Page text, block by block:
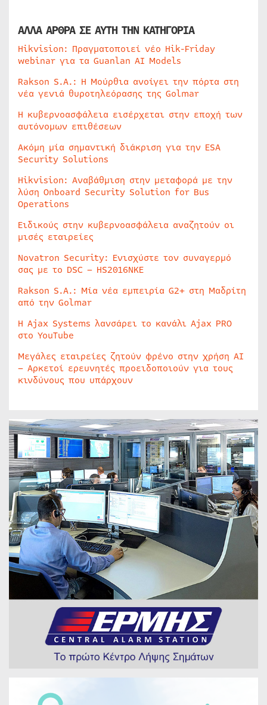
ΑΛΛΑ ΑΡΘΡΑ ΣΕ ΑΥΤΗ ΤΗΝ ΚΑΤΗΓΟΡΙΑ
Hikvision: Πραγματοποιεί νέο Hik-Friday
webinar για τα Guanlan AI Models
Rakson S.A.: Η Μούρθια ανοίγει την πόρτα στη
νέα γενιά θυροτηλεόρασης της Golmar
Η κυβερνοασφάλεια εισέρχεται στην εποχή των
αυτόνομων επιθέσεων
Ακόμη μία σημαντική διάκριση για την ESA
Security Solutions
Hikvision: Αναβάθμιση στην μεταφορά με την
λύση Onboard Security Solution for Bus
Operations
Ειδικούς στην κυβερνοασφάλεια αναζητούν οι
μισές εταιρείες
Novatron Security: Ενισχύστε τον συναγερμό
σας με το DSC – HS2016NKE
Rakson S.A.: Μία νέα εμπειρία G2+ στη Μαδρίτη
από την Golmar
Η Ajax Systems λανσάρει το κανάλι Ajax PRO
στο YouTube
Μεγάλες εταιρείες ζητούν φρένο στην χρήση AI
– Αρκετοί ερευνητές προειδοποιούν για τους
κινδύνους που υπάρχουν